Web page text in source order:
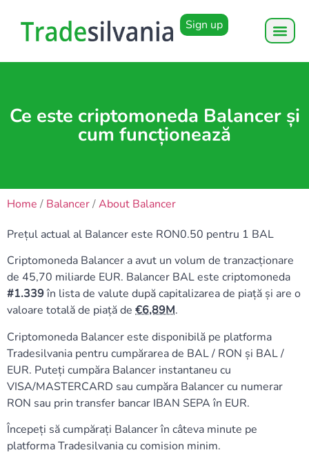
Sign up
Ce este criptomoneda Balancer și
cum funcționează
Home / Balancer/About Balancer
Prețul actual al Balancer este RON0.50 pentru 1 BAL
Criptomoneda Balancer a avut un volum de tranzacționare
de 45,70 miliarde EUR. Balancer BAL este criptomoneda
#1.339în lista de valute după capitalizarea de piață și are o
valoare totală de piață de 6,89M.
Criptomoneda Balancer este disponibilă pe platforma
Tradesilvania pentru cumpărarea de BAL / RON și BAL /
EUR. Puteți cumpăra Balancer instantaneu cu
VISA/MASTERCARD sau cumpăra Balancer cu numerar
RON sau prin transfer bancar IBAN SEPA în EUR.
Începeți să cumpărați Balancer în câteva minute pe
platforma Tradesilvania cu comision minim.